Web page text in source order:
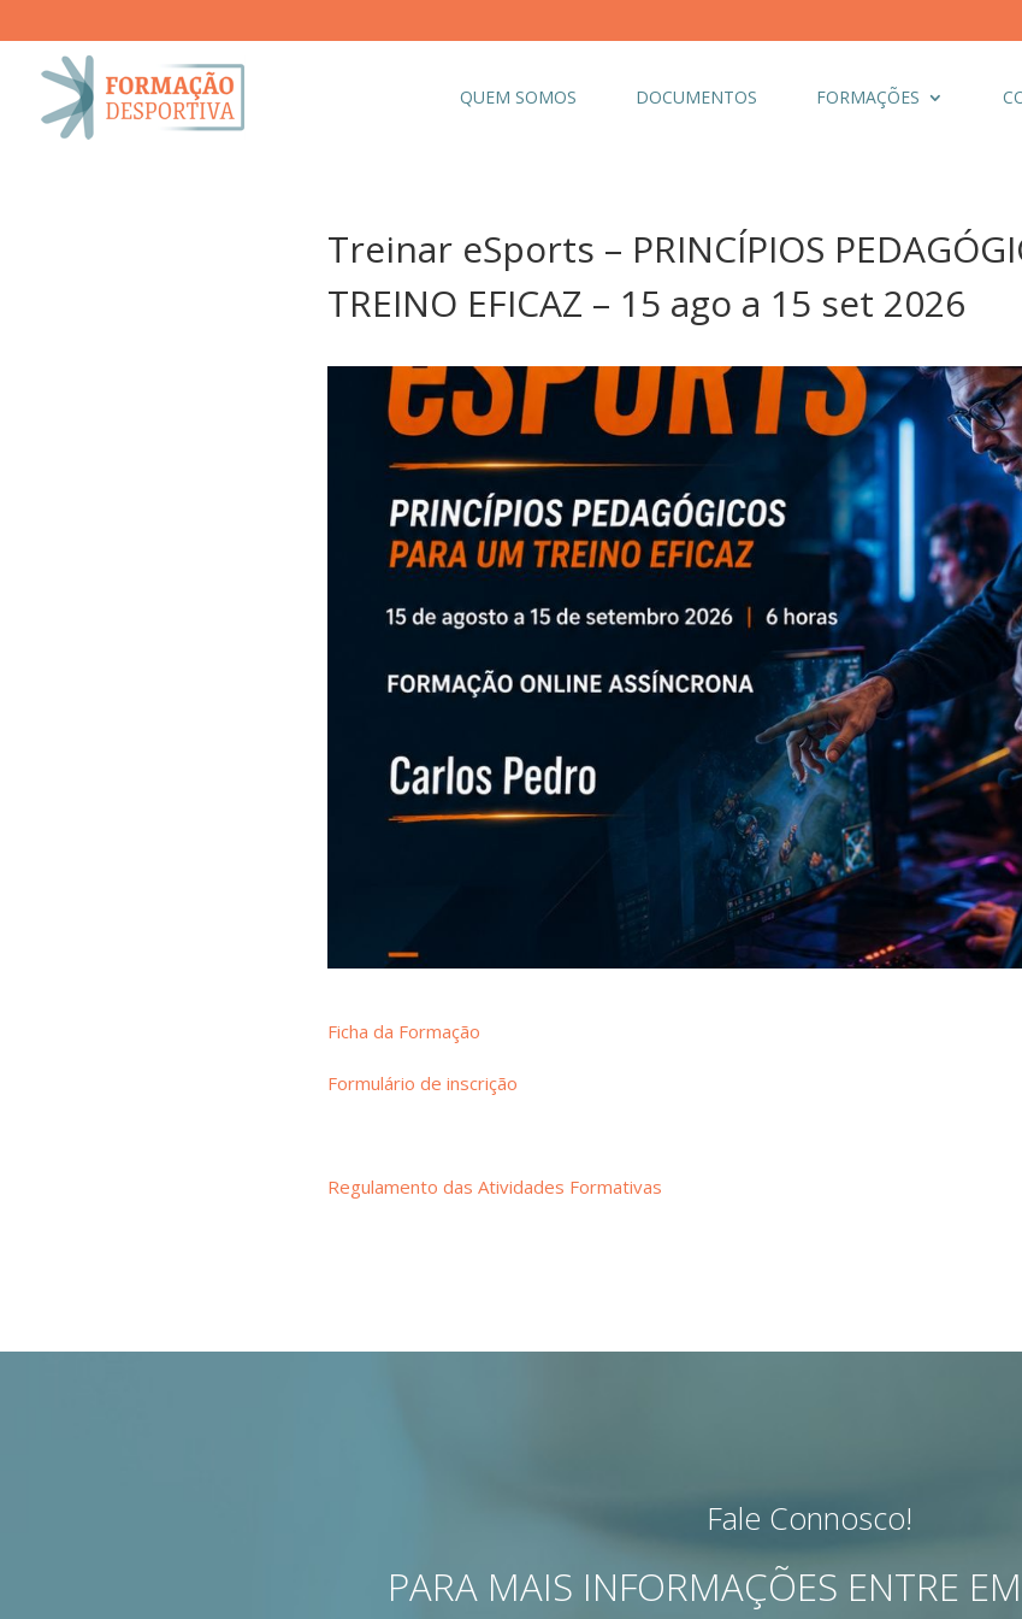
QUEM SOMOS DOCUMENTOS FORMAÇÕES
Treinar eSports – PRINCÍPIOS
TREINO EFICAZ – 15 ago a 15 set 2026
Ficha da Formação
Formulário de inscrição
Regulamento das Atividades Formativas
Fale Connosco!
PARA MAIS INFORMAÇÕES ENTRE